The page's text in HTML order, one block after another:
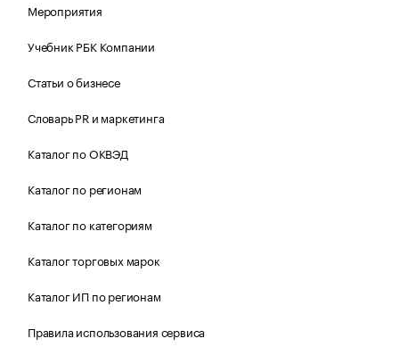
Мероприятия
Учебник РБК Компании
Статьи о бизнесе
Словарь PR и маркетинга
Каталог по ОКВЭД
Каталог по регионам
Каталог по категориям
Каталог торговых марок
Каталог ИП по регионам
Правила использования сервиса